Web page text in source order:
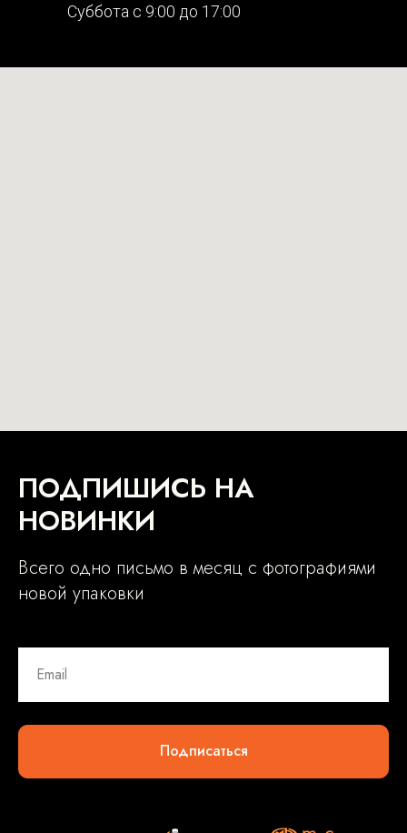
Суббота с 9:00 до 17:00
ПОДПИШИСЬ НА
НОВИНКИ
Всего одно письмо в месяц с фотографиями
новой упаковки
Подписаться